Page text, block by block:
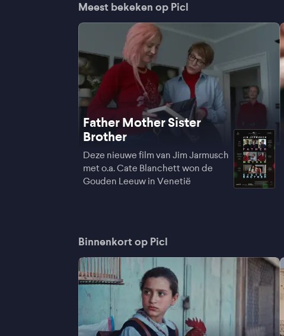
Meest bekeken op Picl
Father Mother Sister
Brother
Deze nieuwe film van Jim Jarmusch
met o.a. Cate Blanchett won de
Gouden Leeuw in Venetië
Binnenkort op Picl